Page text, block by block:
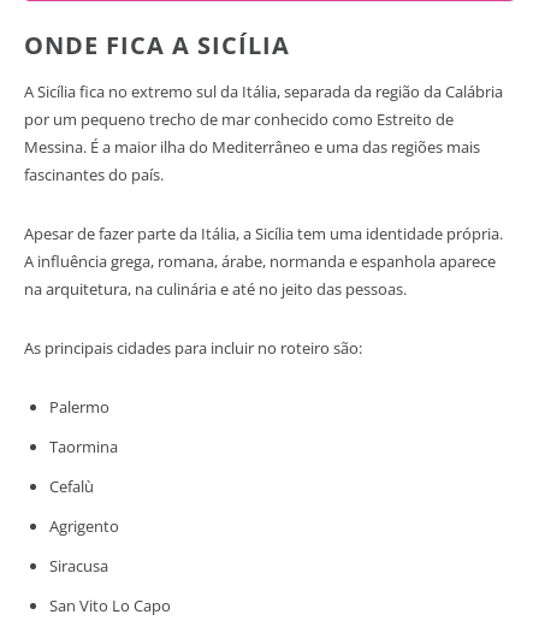
ONDE FICA A SICÍLIA
A Sicília fica no extremo sul da Itália, separada da região da Calábria
por um pequeno trecho de mar conhecido como Estreito de
Messina. É a maior ilha do Mediterrâneo e uma das regiões mais
fascinantes do país.
Apesar de fazer parte da Itália, a Sicília tem uma identidade própria.
A influência grega, romana, árabe, normanda e espanhola aparece
na arquitetura, na culinária e até no jeito das pessoas.
As principais cidades para incluir no roteiro são:
Palermo
Taormina
Cefalù
Agrigento
Siracusa
San Vito Lo Capo